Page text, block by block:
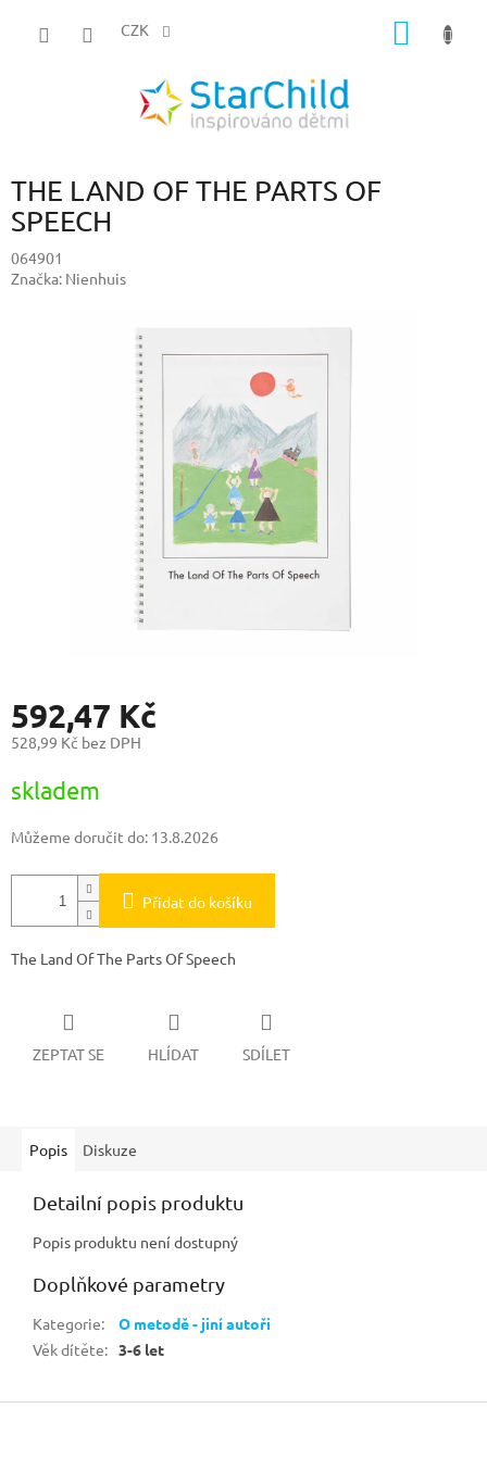
CZK
THE LAND OF THE PARTS OF
SPEECH
064901
Značka: Nienhuis
592,47 Kč
528,99 Kč bez DPH
cena:
skladem
Můžeme doručit do: 13.8.2026
Přidat do košíku
The Land Of The Parts Of Speech
ZEPTAT SE HLÍDAT SDÍLET
Popis Diskuze
Detailní popis produktu
Popis produktu není dostupný
Doplňkové parametry
Kategorie:
O metodě - jiní autoři
Věk dítěte: 3-6 let
Z